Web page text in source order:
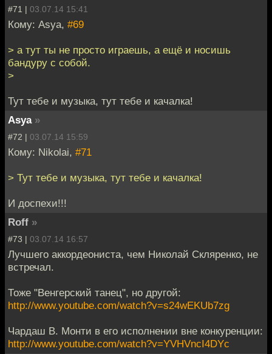
#71 | 03.07.14 15:41
Кому: Asya, #69
> а тут ты не просто играешь, а ещё и носишь
бандуру с собой.
>
Тут тебе и музыка, тут тебе и качалка!
Asya »
#72 | 03.07.14 15:59
Кому: Nikolai, #71
> Тут тебе и музыка, тут тебе и качалка!
И доспехи!!!
Roff »
#73 | 03.07.14 16:57
Лучшего аккордеониста, чем Николай Скляренко, не
встречал.
Тоже "Венгерский танец", но другой:
http://www.youtube.com/watch?v=s24wEKUb7zg
Чардаш В. Монти в его исполнении вне конкуренции:
http://www.youtube.com/watch?v=YVHVncI4DYc